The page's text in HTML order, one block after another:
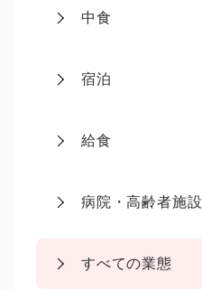
中食
宿泊
給食
病院・高齢者施設
すべての業態